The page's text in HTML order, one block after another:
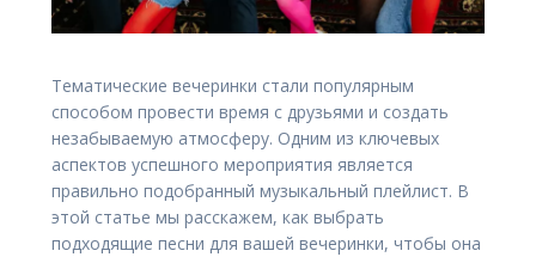
Тематические вечеринки стали популярным
способом провести время с друзьями и создать
незабываемую атмосферу. Одним из ключевых
аспектов успешного мероприятия является
правильно подобранный музыкальный плейлист. В
этой статье мы расскажем, как выбрать
подходящие песни для вашей вечеринки, чтобы она